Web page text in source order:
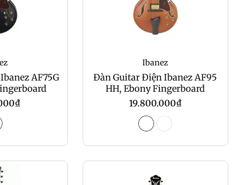
AF75G
Ibanez
Đàn Guitar Điện Ibanez AF95
HH, Ebony Fingerboard
Regular
price
19.800.000₫